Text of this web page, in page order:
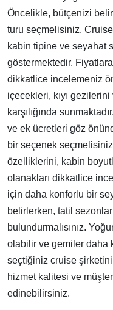
Öncelikle, bütçenizi
turu seçmelisiniz.
kabin tipine ve seyahat
göstermektedir.
dikkatlice incelemeniz
içecekleri, kıyı
karşılığında
ve ek ücretleri göz
bir seçenek
özelliklerini, kabin
olanakları dikkatlice
için daha konforlu bir
belirlerken, tatil
bulundurmalısınız.
olabilir ve gemiler daha
seçtiğiniz cruise
hizmet kalitesi ve
edinebilirsiniz.